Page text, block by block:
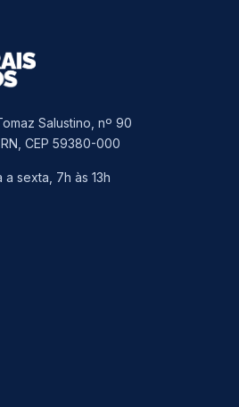
Salustino, nº 90
CEP 59380-000
a sexta, 7h às 13h